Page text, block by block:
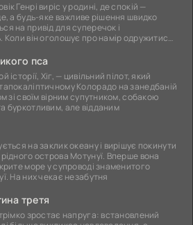
Генрі виріс у родині, де спокій —
а будь-яке важливе рішення швидко
на привід для суперечок і
Коли він оголошує про намір одружитися,
пса
історії, Хіг, — цивільний пілот, який
Колорадо на занедбаній
зі своїм вірним супутником, собакою
буркотливим, але відданим
на заклик океану і вирішує покинути
острова Мотунуї. Вперше вона
море у супроводі знаменитого
На них чекає незабутня
третя
зростає напруга: встановлений